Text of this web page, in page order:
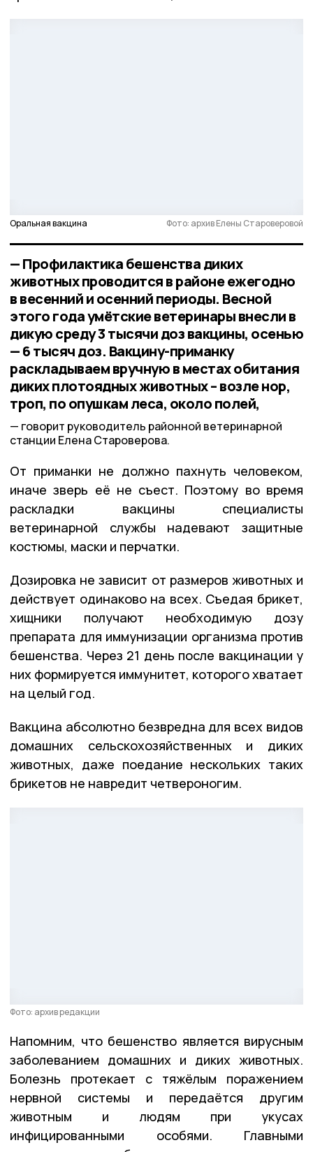
Оральная вакцина Фото: архив Елены Староверовой
— Профилактика бешенства диких
животных проводится в районе ежегодно
в весенний и осенний периоды. Весной
этого года умётские ветеринары внесли в
дикую среду 3 тысячи доз вакцины, осенью
— 6 тысяч доз. Вакцину-приманку
раскладываем вручную в местах обитания
диких плотоядных животных – возле нор,
троп, по опушкам леса, около полей,
говорит руководитель районной ветеринарной
станции Елена Староверова.
От приманки не должно пахнуть человеком,
иначе зверь её не съест. Поэтому во время
раскладки вакцины специалисты
ветеринарной службы надевают защитные
костюмы, маски и перчатки.
Дозировка не зависит от размеров животных и
действует одинаково на всех. Съедая брикет,
хищники получают необходимую дозу
препарата для иммунизации организма против
бешенства. Через 21 день после вакцинации у
них формируется иммунитет, которого хватает
на целый год.
Вакцина абсолютно безвредна для всех видов
домашних сельскохозяйственных и диких
животных, даже поедание нескольких таких
брикетов не навредит четвероногим.
Фото: архив редакции
Напомним, что бешенство является вирусным
заболеванием домашних и диких животных.
Болезнь протекает с тяжёлым поражением
нервной системы и передаётся другим
животным и людям при укусах
инфицированными особями. Главными